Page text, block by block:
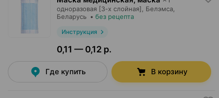
одноразовая [3-х слойная], Белэмса
Беларусь • без рецепта
Инструкция
0,11 — 0,12 р.
Где купить В корзину